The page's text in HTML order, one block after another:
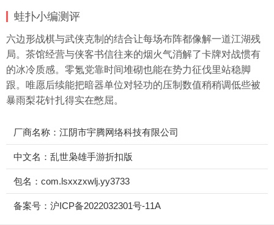
蛙扑小编测评
六边形战棋与武侠克制的结合让每场布阵都像解一道江湖残
局。茶馆经营与侠客书信往来的烟火气消解了卡牌对战惯有
的冰冷质感。零氪党靠时间堆砌也能在势力征伐里站稳脚
跟。唯愿后续能把暗器单位对轻功的压制数值稍稍调低些被
暴雨梨花针扎得实在憋屈。
厂商名称：江阴市宇腾网络科技有限公司
中文名：乱世枭雄手游折扣版
包名：com.lsxxzxwlj.yy3733
备案号：沪ICP备2022032301号-11A